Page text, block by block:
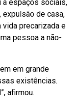
a espaços sociais,
expulsão de casa,
precarizada e
pessoa a não-
em grande
existências.
afirmou.